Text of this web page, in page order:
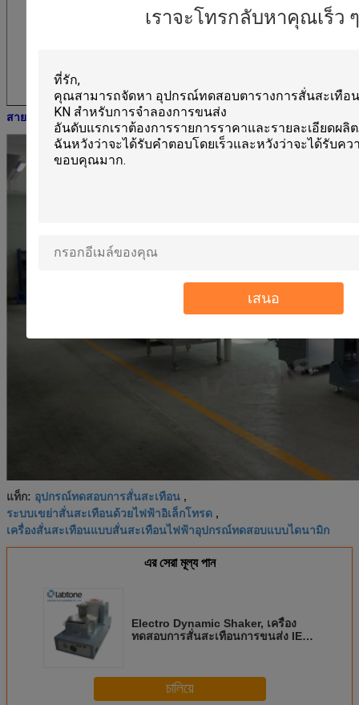
เราจะโทรกลับหาคุณเร็ว
เสนอ
สายการผลิต:
แท็ก: อุปกรณ์ทดสอบการสั่นสะเทือน ,
ระบบเขย่าสั่นสะเทือนด้วยไฟฟ้าอิเล็กโทรด ,
เครื่องสั่นสะเทือนแบบสั่นสะเทือนไฟฟ้าอุปกรณ์ทดสอบแบบไดนามิก
এর সেরা মূল্য পান
Electro Dynamic Shaker, เครื่อง
ทดสอบการสั่นสะเทือนการขนส่ง IEC
চালিয়ে